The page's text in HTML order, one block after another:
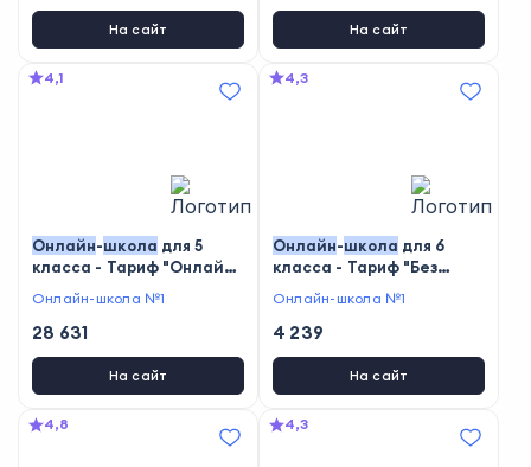
На сайт На сайт
4,1
Онлайн-школа для 5
класса - Тариф "Онлайн-
школа"
Онлайн-школа №1
28 631
На сайт
4,3
Онлайн-школа для 6
класса - Тариф "Без
учителя"
Онлайн-школа №1
4 239
На сайт
4,8 4,3